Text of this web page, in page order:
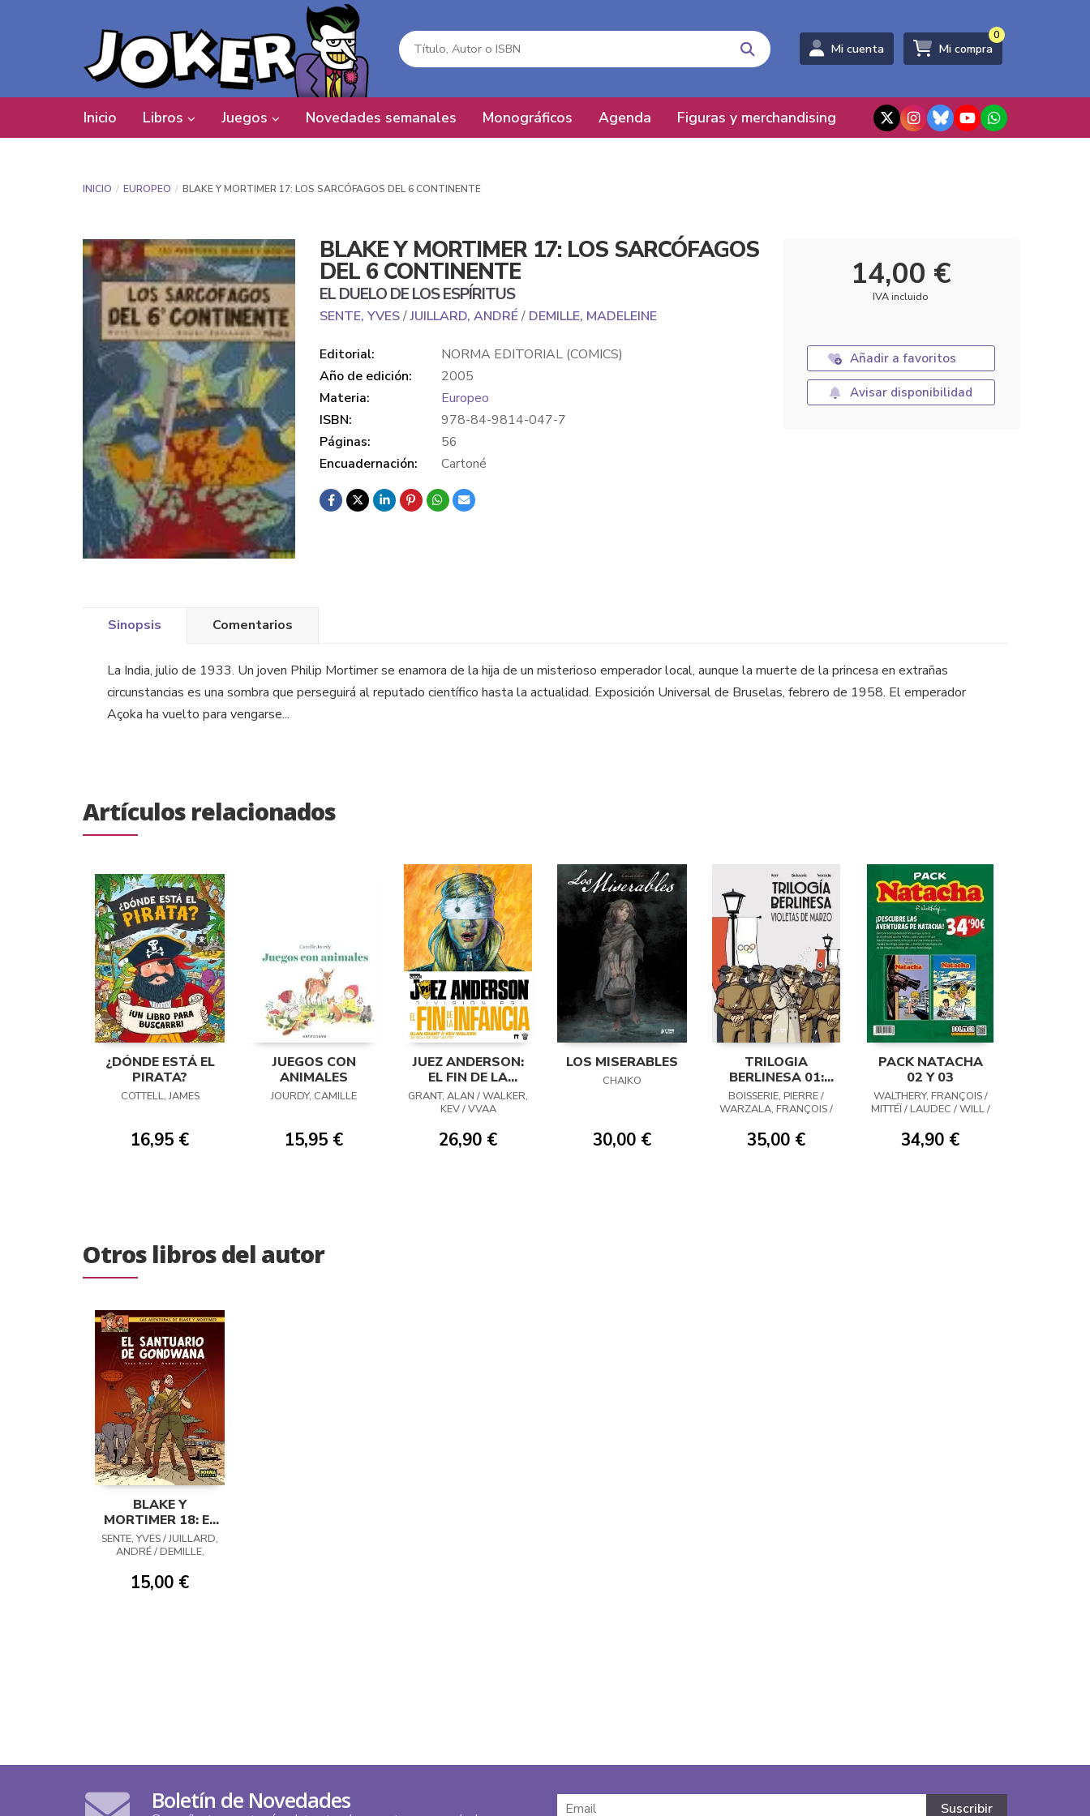
Mi cuenta Mi compra
0
Inicio Libros Juegos Novedades semanales Monográficos Agenda Figuras y merchandising
INICIO EUROPEO BLAKE Y MORTIMER 17: LOS SARCÓFAGOS DEL 6 CONTINENTE
BLAKE Y MORTIMER 17: LOS SARCÓFAGOS
DEL 6 CONTINENTE
EL DUELO DE LOS ESPÍRITUS
SENTE, YVES/JUILLARD, ANDRÉ/ DEMILLE, MADELEINE
Editorial:
NORMA EDITORIAL (COMICS)
Año de edición:
2005
Materia:
Europeo
ISBN:
978-84-9814-047-7
Páginas:
56
Encuadernación:
Cartoné
14,00 €
IVA incluido
Añadir a favoritos
Avisar disponibilidad
Sinopsis Comentarios
La India, julio de 1933. Un joven Philip Mortimer se enamora de la hija de un misterioso emperador local, aunque la muerte de la princesa en extrañas
circunstancias es una sombra que perseguirá al reputado científico hasta la actualidad. Exposición Universal de Bruselas, febrero de 1958. El emperador
Açoka ha vuelto para vengarse...
Artículos relacionados
¿DÓNDE ESTÁ EL
PIRATA?
COTTELL, JAMES
16,95 €
JUEGOS CON
ANIMALES
JOURDY, CAMILLE
15,95 €
JUEZ ANDERSON:
EL FIN DE LA
INFANCIA
GRANT, ALAN / WALKER,
KEV / VVAA
26,90 €
LOS MISERABLES
CHAIKO
30,00 €
TRILOGIA
BERLINESA 01:
VIOLETAS DE
MARZO
BOISSERIE, PIERRE /
WARZALA, FRANÇOIS /
35,00 €
PACK NATACHA
02 Y 03
WALTHERY, FRANÇOIS /
MITTÉÏ / LAUDEC / WILL /
34,90 €
Otros libros del autor
BLAKE Y
MORTIMER 18: EL
SANTUARIO DE
GONDWANA
SENTE, YVES / JUILLARD,
ANDRÉ / DEMILLE,
15,00 €
Boletín de Novedades